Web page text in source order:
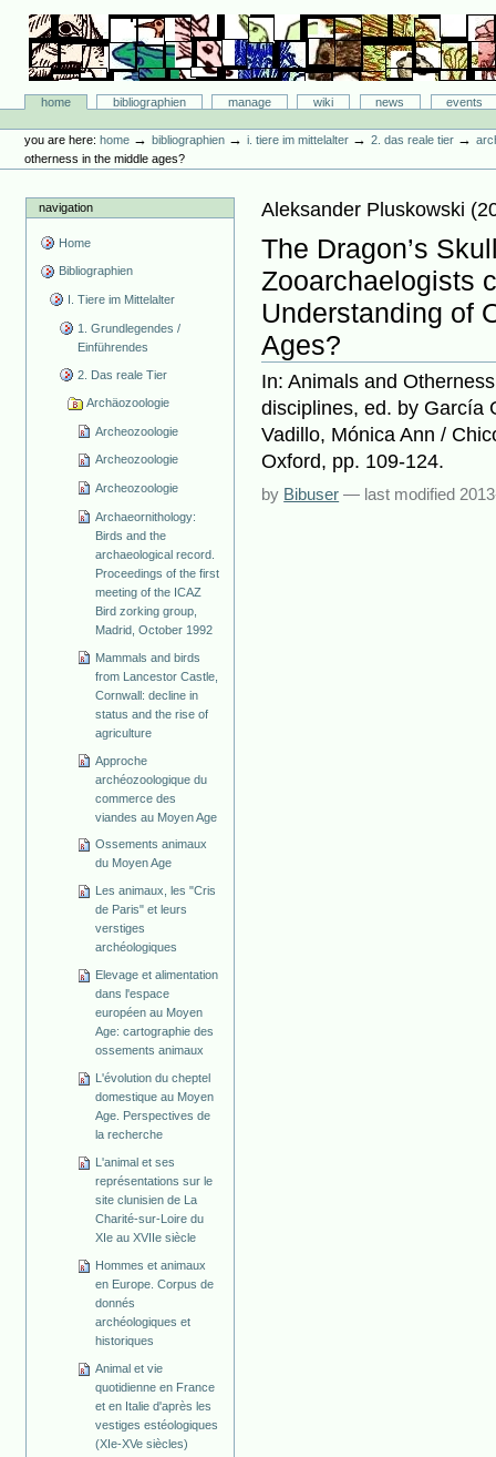
content.
navigation
Bibliographie-Portal
Sectionshome bibliographien manage wiki news
events
tools
you are here: home →bibliographien →i. tiere im mittelalter →2. das reale tier →
otherness in the middle ages?
navigation
Home
Bibliographien
I. Tiere im Mittelalter
1. Grundlegendes /
Einführendes
2. Das reale Tier
Archäozoologie
Archeozoologie
Archeozoologie
Archeozoologie
Archaeornithology:
Birds and the
archaeological record.
Proceedings of the first
meeting of the ICAZ
Bird zorking group,
Madrid, October 1992
Mammals and birds
from Lancestor Castle,
Cornwall: decline in
status and the rise of
agriculture
Approche
archéozoologique du
commerce des
viandes au Moyen Age
Ossements animaux
du Moyen Age
Les animaux, les "Cris
de Paris" et leurs
verstiges
archéologiques
Elevage et alimentation
dans l'espace
européen au Moyen
Age: cartographie des
ossements animaux
L'évolution du cheptel
domestique au Moyen
Age. Perspectives de
la recherche
L'animal et ses
représentations sur le
site clunisien de La
Charité-sur-Loire du
XIe au XVIIe siècle
Hommes et animaux
en Europe. Corpus de
donnés
archéologiques et
historiques
Animal et vie
quotidienne en France
et en Italie d'après les
vestiges estéologiques
(XIe-XVe siècles)
Aleksander Pluskowski (
The Dragon’s
Zooarchaelogists
Understanding of
Ages?
In: Animals and
disciplines, ed. by García
Vadillo, Mónica Ann /
Oxford, pp. 109-124.
by Bibuser — last modified